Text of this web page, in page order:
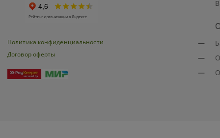
Политика конфиденциальности
Договор оферты
—
—
—